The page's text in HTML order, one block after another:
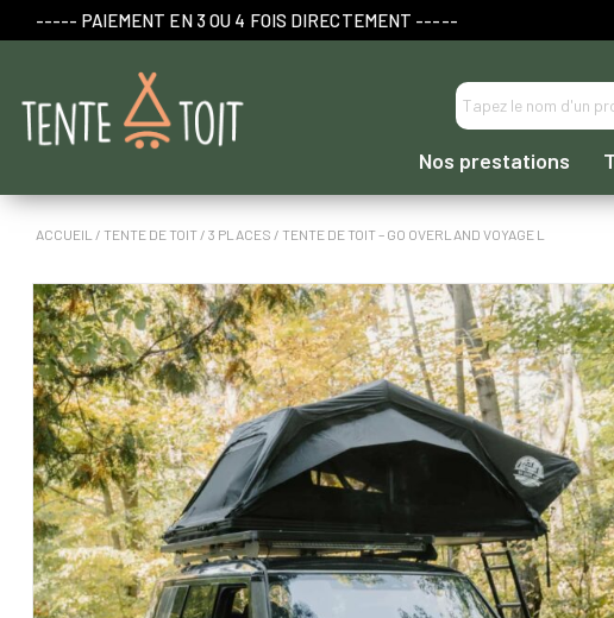
----- PAIEMENT EN 3 OU 4 FOIS DIRECTEMENT -----
Nos prestations
ACCUEIL / TENTE DE TOIT / 3 PLACES / TENTE DE TOIT – GO OVERLAND VOYAGE L